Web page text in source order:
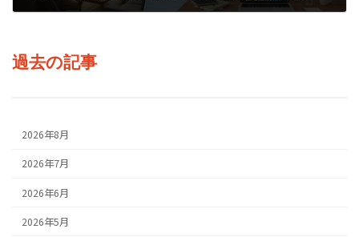
過去の記事
2026年8月
2026年7月
2026年6月
2026年5月